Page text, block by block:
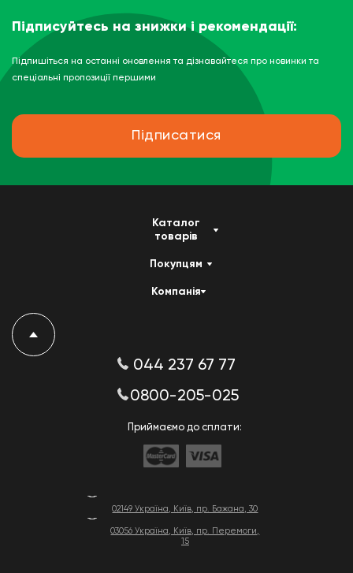
Підписуйтесь на знижки і рекомендації:
Підпишіться на останні оновлення та дізнавайтеся про новинки та
спеціальні пропозиції першими
Підписатися
02149 Україна, Київ, пр. Бажана, 30
03056 Україна, Київ, пр. Перемоги,
15
Каталог
товарів
Покупцям
Компанія
044 237 67 77
0800-205-025
Приймаємо до сплати: